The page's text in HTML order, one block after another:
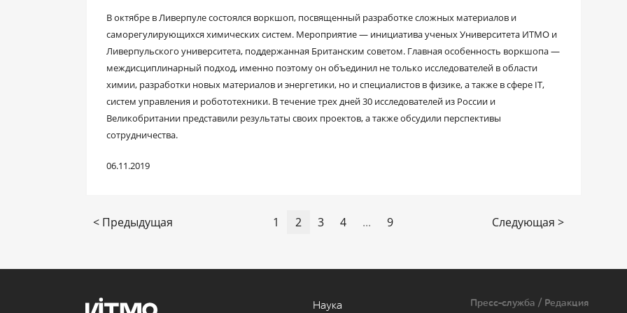
В октябре в Ливерпуле состоялся воркшоп, посвященный разработке сложных материалов и
саморегулирующихся химических систем. Мероприятие — инициатива ученых Университета ИТМО и
Ливерпульского университета, поддержанная Британским советом. Главная особенность воркшопа —
междисциплинарный подход, именно поэтому он объединил не только исследователей в области
химии, разработки новых материалов и энергетики, но и специалистов в физике, а также в сфере IT,
систем управления и робототехники. В течение трех дней 30 исследователей из России и
Великобритании представили результаты своих проектов, а также обсудили перспективы
сотрудничества.
06.11.2019
< Предыдущая 1 2 3 4 ... 9 Следующая >
Наука Пресс-служба / Редакция